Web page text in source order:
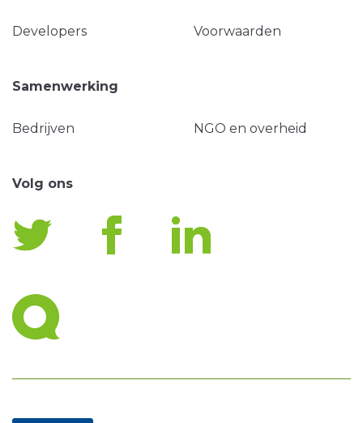
Developers Voorwaarden
Samenwerking
Bedrijven NGO en overheid
Volg ons